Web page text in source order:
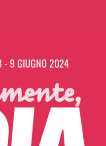
- 9 GIUGNO 2024